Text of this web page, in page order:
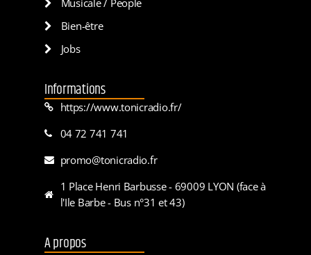
Bien-être
Jobs
Informations
https://www.tonicradio.fr/
04 72 741 741
promo@tonicradio.fr
1 Place Henri Barbusse - 69009 LYON (face à
l'Ile Barbe - Bus n°31 et 43)
A propos